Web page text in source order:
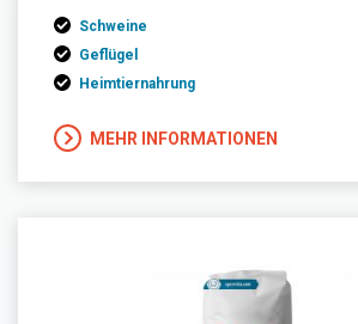
Schweine
Geflügel
Heimtiernahrung
MEHR INFORMATIONEN